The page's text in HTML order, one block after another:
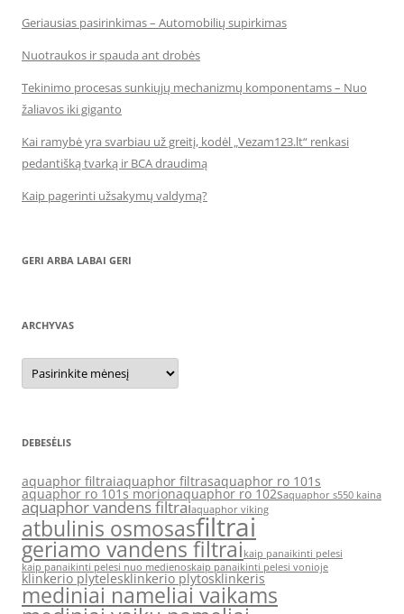
Geriausias pasirinkimas – Automobilių supirkimas
Nuotraukos ir spauda ant drobės
Tekinimo procesas sunkiųjų mechanizmų komponentams – Nuo
žaliavos iki giganto
Kai ramybė yra svarbiau už greitį, kodėl „Vezam123.lt“ renkasi
pedantišką tvarką ir BCA draudimą
Kaip pagerinti užsakymų valdymą?
GERI ARBA LABAI GERI
ARCHYVAS
Archyvas
DEBESĖLIS
aquaphor filtraiaquaphor filtrasaquaphor ro 101s
aquaphor ro 101s morionaquaphor ro 102saquaphor s550 kaina
aquaphor vandens filtraiaquaphor viking
atbulinis osmosasfiltrai
geriamo vandens filtraikaip panaikinti pelesi
kaip panaikinti pelesi nuo medienoskaip panaikinti pelesi vonioje
klinkerio plytelesklinkerio plytosklinkeris
mediniai nameliai vaikams